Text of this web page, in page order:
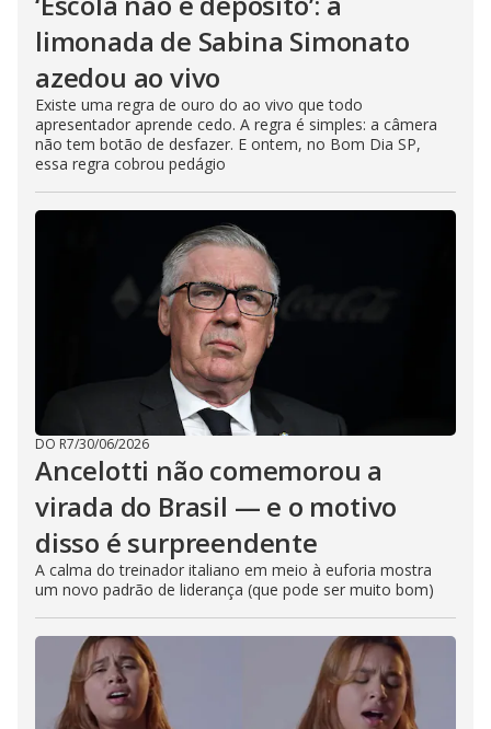
limonada de Sabina Simonato
azedou ao vivo
Existe uma regra de ouro do ao vivo que todo
apresentador aprende cedo. A regra é simples: a câmera
não tem botão de desfazer. E ontem, no Bom Dia SP,
essa regra cobrou pedágio
DO R7/30/06/2026
Ancelotti não comemorou a
virada do Brasil — e o motivo
disso é surpreendente
A calma do treinador italiano em meio à euforia mostra
um novo padrão de liderança (que pode ser muito bom)